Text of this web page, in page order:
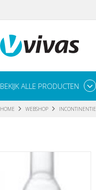
BEKIJK ALLE PRODUCTEN
HOME WEBSHOP INCONTINENTIE